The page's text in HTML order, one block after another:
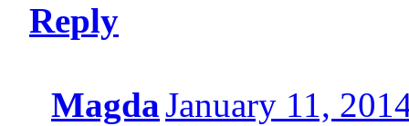
Reply
MagdaJanuary 11,